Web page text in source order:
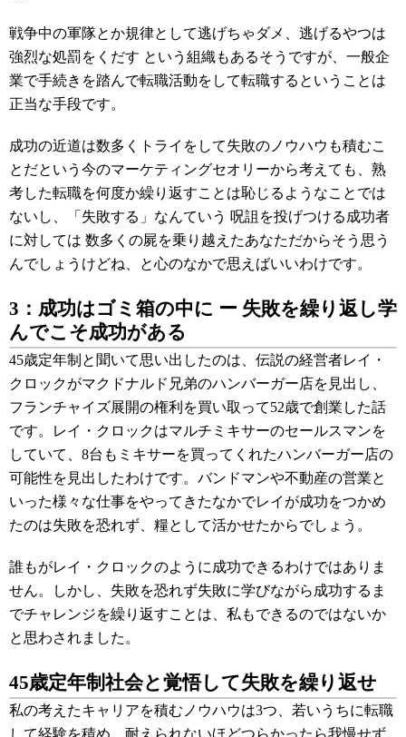
戦争中の軍隊とか規律として逃げちゃダメ、逃げるやつは
強烈な処罰をくだす という組織もあるそうですが、一般企
業で手続きを踏んで転職活動をして転職するということは
正当な手段です。
成功の近道は数多くトライをして失敗のノウハウも積むこ
とだという今のマーケティングセオリーから考えても、熟
考した転職を何度か繰り返すことは恥じるようなことでは
ないし、「失敗する」なんていう 呪詛を投げつける成功者
に対しては 数多くの屍を乗り越えたあなただからそう思う
んでしょうけどね、と心のなかで思えばいいわけです。
3：成功はゴミ箱の中に ー 失敗を繰り返し学
んでこそ成功がある
45歳定年制と聞いて思い出したのは、伝説の経営者レイ・
クロックがマクドナルド兄弟のハンバーガー店を見出し、
フランチャイズ展開の権利を買い取って52歳で創業した話
です。レイ・クロックはマルチミキサーのセールスマンを
していて、8台もミキサーを買ってくれたハンバーガー店の
可能性を見出したわけです。バンドマンや不動産の営業と
いった様々な仕事をやってきたなかでレイが成功をつかめ
たのは失敗を恐れず、糧として活かせたからでしょう。
誰もがレイ・クロックのように成功できるわけではありま
せん。しかし、失敗を恐れず失敗に学びながら成功するま
でチャレンジを繰り返すことは、私もできるのではないか
と思わされました。
45歳定年制社会と覚悟して失敗を繰り返せ
私の考えたキャリアを積むノウハウは3つ、若いうちに転職
して経験を積め、耐えられないほどつらかったら我慢せず